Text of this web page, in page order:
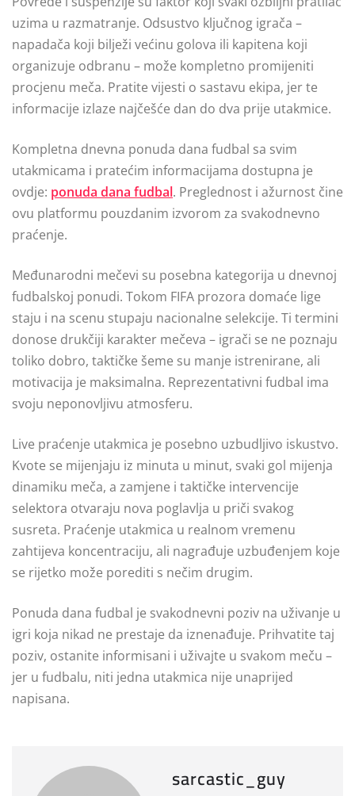
uzima u razmatranje. Odsustvo ključnog igrača –
napadača koji bilježi većinu golova ili kapitena koji
organizuje odbranu – može kompletno promijeniti
procjenu meča. Pratite vijesti o sastavu ekipa, jer te
informacije izlaze najčešće dan do dva prije utakmice.
Kompletna dnevna ponuda dana fudbal sa svim
utakmicama i pratećim informacijama dostupna je
ovdje: ponuda dana fudbal. Preglednost i ažurnost čine
ovu platformu pouzdanim izvorom za svakodnevno
praćenje.
Međunarodni mečevi su posebna kategorija u dnevnoj
fudbalskoj ponudi. Tokom FIFA prozora domaće lige
staju i na scenu stupaju nacionalne selekcije. Ti termini
donose drukčiji karakter mečeva – igrači se ne poznaju
toliko dobro, taktičke šeme su manje istrenirane, ali
motivacija je maksimalna. Reprezentativni fudbal ima
svoju neponovljivu atmosferu.
Live praćenje utakmica je posebno uzbudljivo iskustvo.
Kvote se mijenjaju iz minuta u minut, svaki gol mijenja
dinamiku meča, a zamjene i taktičke intervencije
selektora otvaraju nova poglavlja u priči svakog
susreta. Praćenje utakmica u realnom vremenu
zahtijeva koncentraciju, ali nagrađuje uzbuđenjem koje
se rijetko može porediti s nečim drugim.
Ponuda dana fudbal je svakodnevni poziv na uživanje u
igri koja nikad ne prestaje da iznenađuje. Prihvatite taj
poziv, ostanite informisani i uživajte u svakom meču –
jer u fudbalu, niti jedna utakmica nije unaprijed
napisana.
sarcastic_guy